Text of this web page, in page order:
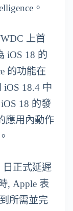
。
上首
iOS 18 的
的功能在
iOS 18.4 中
18 的發
應用內動作
日正式延遲
, Apple 表
所需並完